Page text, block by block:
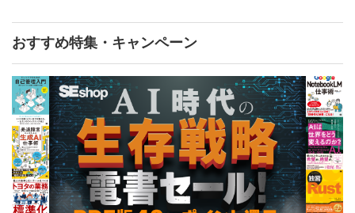
おすすめ特集・キャンペーン